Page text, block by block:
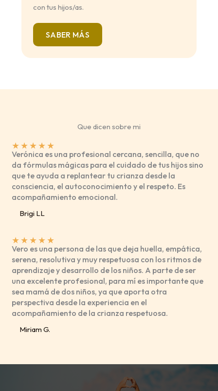
con tus hijos/as.
SABER MÁS
Que dicen sobre mi
★★★★★
Verónica es una profesional cercana, sencilla, que no
da fórmulas mágicas para el cuidado de tus hijos sino
que te ayuda a replantear tu crianza desde la
consciencia, el autoconocimiento y el respeto. Es
acompañamiento emocional.
Brigi LL
★★★★★
Vero es una persona de las que deja huella, empática,
serena, resolutiva y muy respetuosa con los ritmos de
aprendizaje y desarrollo de los niños. A parte de ser
una excelente profesional, para mí es importante que
sea mamá de dos niños, ya que aporta otra
perspectiva desde la experiencia en el
acompañamiento de la crianza respetuosa.
Miriam G.